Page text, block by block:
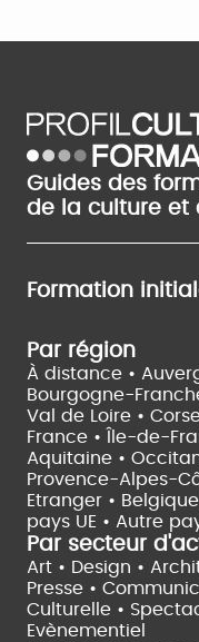
Guides des
de la culture et
Formation
Par région
À distance •
Bourgogne-
Val de Loire •
France •
Île-de-
Aquitaine •
Provence-Alpes-
Etranger •
pays UE • Autre
Par secteur
Art • Design •
Presse •
Culturelle •
Evènementiel